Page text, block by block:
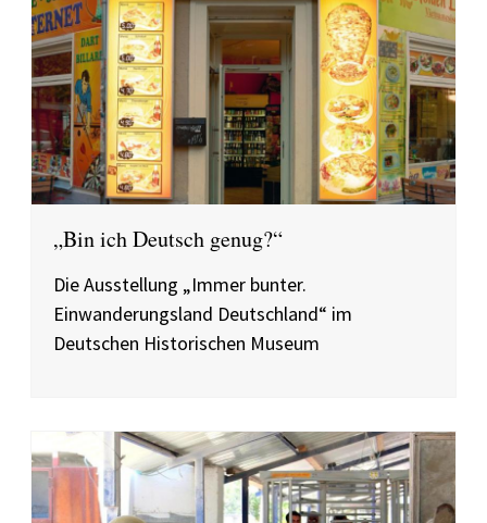
„Bin ich Deutsch genug?“
Die Ausstellung „Immer bunter.
Einwanderungsland Deutschland“ im
Deutschen Historischen Museum